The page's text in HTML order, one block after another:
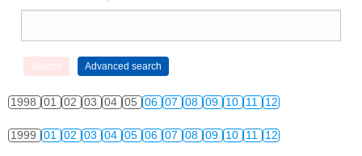
1998 01 02 03 04 05 06 07 08 09 10 11 12
1999 01 02 03 04 05 06 07 08 09 10 11 12